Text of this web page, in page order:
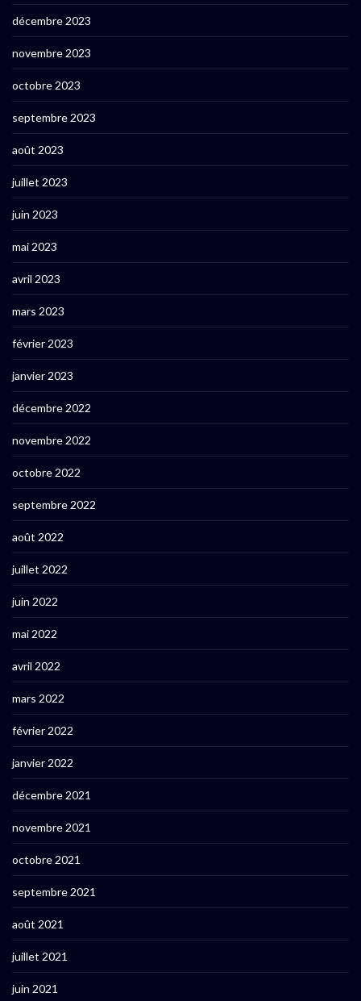
décembre 2023
novembre 2023
octobre 2023
septembre 2023
août 2023
juillet 2023
juin 2023
mai 2023
avril 2023
mars 2023
février 2023
janvier 2023
décembre 2022
novembre 2022
octobre 2022
septembre 2022
août 2022
juillet 2022
juin 2022
mai 2022
avril 2022
mars 2022
février 2022
janvier 2022
décembre 2021
novembre 2021
octobre 2021
septembre 2021
août 2021
juillet 2021
juin 2021